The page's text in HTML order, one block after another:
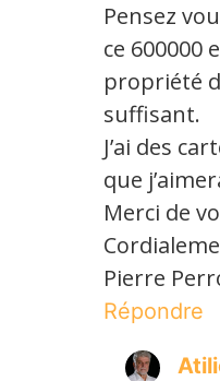
Pensez
ce 600000
propriété
suffisant.
J’ai des
que
Merci de
Pierre
Répondre